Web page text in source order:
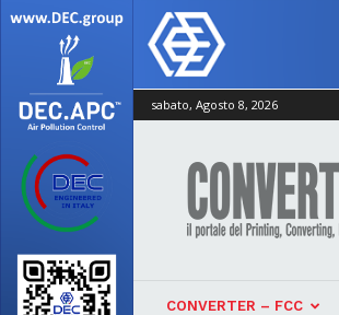
sabato, Agosto 8, 2026
CONVERTER – FCC